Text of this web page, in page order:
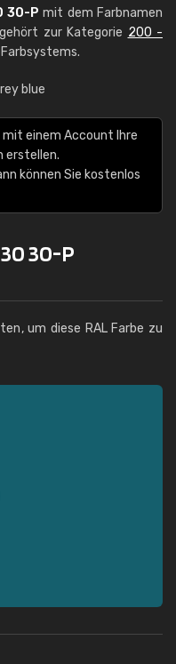
30-P mit dem Farbnamen
zur Kategorie 200 -
blue
mit einem Account Ihre
erstellen.
können Sie kostenlos
30-P
um diese RAL Farbe zu